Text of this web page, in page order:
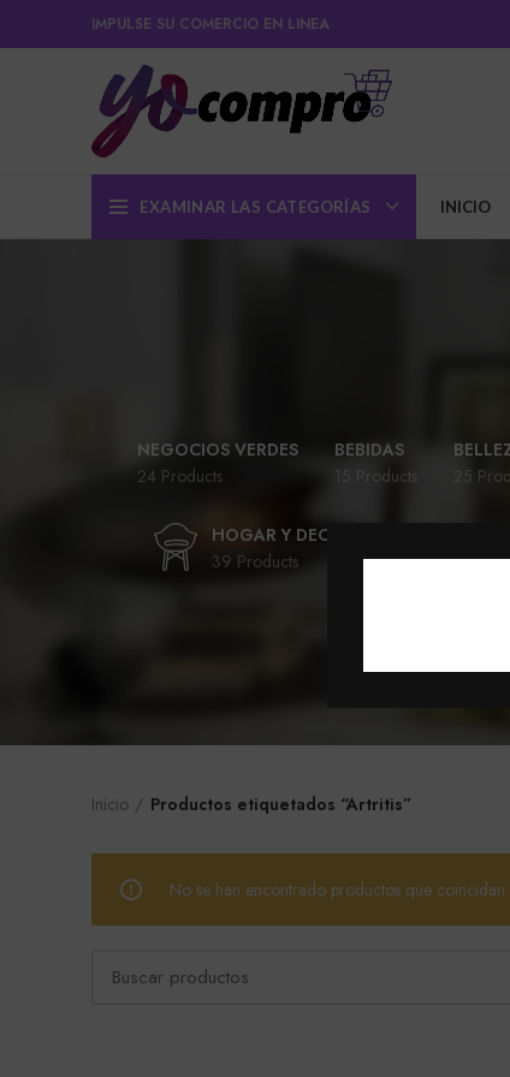
IMPULSE SU COMERCIO EN LINEA
EXAMINAR LAS CATEGORÍAS INICIO
NEGOCIOS VERDES
24 Products
BEBIDAS
15 Products
25
HOGAR Y DECORACIÓN
39 Products
Inicio Productos etiquetados “Artritis”
No se han encontrado productos que coincidan